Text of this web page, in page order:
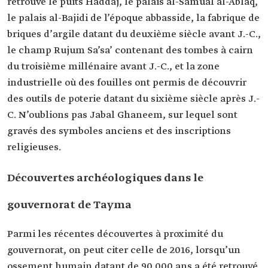
le palais al-Bajidi de l’époque abbasside, la fabrique de
briques d’argile datant du deuxième siècle avant J.-C.,
le champ Rujum Sa’sa’ contenant des tombes à cairn
du troisième millénaire avant J.-C., et la zone
industrielle où des fouilles ont permis de découvrir
des outils de poterie datant du sixième siècle après J.-
C. N’oublions pas Jabal Ghaneem, sur lequel sont
gravés des symboles anciens et des inscriptions
religieuses.
Découvertes archéologiques dans le
gouvernorat de Tayma
Parmi les récentes découvertes à proximité du
gouvernorat, on peut citer celle de 2016, lorsqu’un